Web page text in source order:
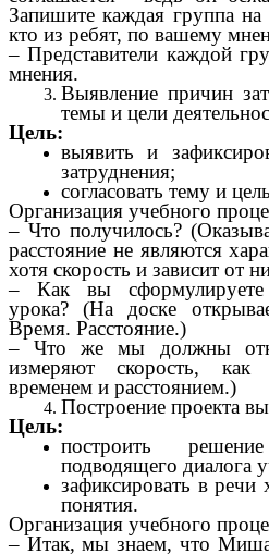
Запишите каждая группа на
кто из ребят, по вашему
– Представители каждой
мнения.
Выявление причин
темы и цели
Цель:
выявить и
затруднения;
согласовать тему и
Организация учебного
– Что получилось?
расстояние не являются
хотя скорость и зависит от
– Как вы сформулируете
урока? (На доске
Время. Расстояние.)
– Что же мы должны
измеряют скорость, как
временем и расстоянием.)
Построение проекта
Цель:
построить
подводящего диалога
зафиксировать в речи
понятия.
Организация учебного
– Итак, мы знаем, что